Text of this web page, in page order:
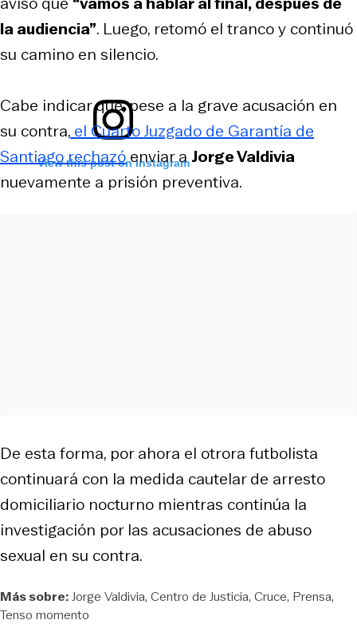
View this post on Instagram
la audiencia”. Luego, retomó el tranco y continuó
su camino en silencio.
Cabe indicar que, pese a la grave acusación en
su contra, el Cuarto Juzgado de Garantía de
Santiago rechazóenviar aJorge Valdivia
nuevamente a prisión preventiva.
De esta forma, por ahora el otrora futbolista
continuará con la medida cautelar de arresto
domiciliario nocturno mientras continúa la
investigación por las acusaciones de abuso
sexual en su contra.
Más sobre:Jorge Valdivia Centro de Justicia Cruce Prensa
Tenso momento